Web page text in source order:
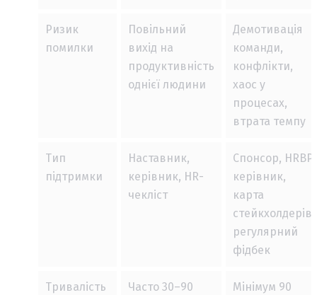
Ризик
помилки
Повільний
вихід на
продуктивність
однієї людини
Демотивація
команди,
конфлікти,
хаос у
процесах,
втрата темпу
Тип
підтримки
Наставник,
керівник, HR-
чекліст
Спонсор, HRBP,
керівник,
карта
стейкхолдерів,
регулярний
фідбек
Тривалість
Часто 30–90
Мінімум 90